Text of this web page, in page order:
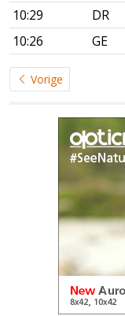
10:29
DR
10:26
GE
Vorige